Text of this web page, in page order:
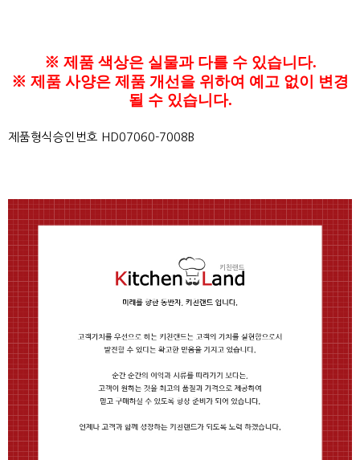
※ 제품 색상은 실 물과 다를 수 있습니다.
※ 제품 사양은 제품 개선을 위하여 예고 없이 변경
될 수 있습니다.
제품형식승인번호 HD07060-7008B